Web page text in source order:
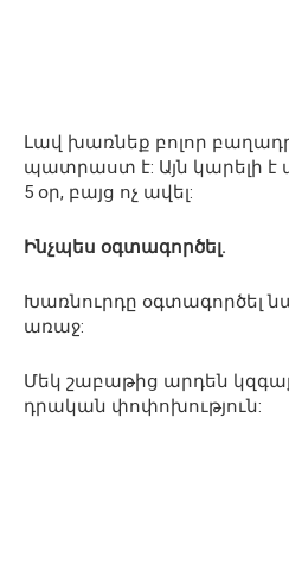
Լավ խառնեք բոլոր
պատրաստ է: Այն կարելի
5 օր, բայց ոչ ավել:
Ինչպես օգտագործել.
Խառնուրդը օգտագործել
առաջ:
Մեկ շաբաթից արդեն
դրական փոփոխություն: